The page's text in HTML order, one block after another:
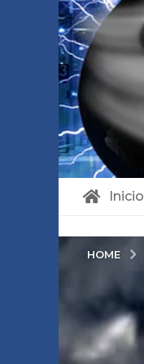
Inicio
HOME